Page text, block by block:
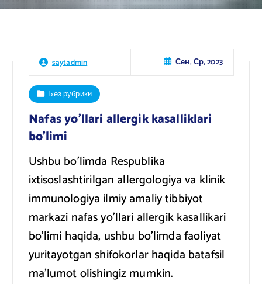
saytadmin Сен, Ср, 2023
Без рубрики
Nafas yo’llari allergik kasalliklari
bo’limi
Ushbu bo’limda Respublika
ixtisoslashtirilgan allergologiya va klinik
immunologiya ilmiy amaliy tibbiyot
markazi nafas yo’llari allergik kasallikari
bo’limi haqida, ushbu bo’limda faoliyat
yuritayotgan shifokorlar haqida batafsil
ma’lumot olishingiz mumkin.